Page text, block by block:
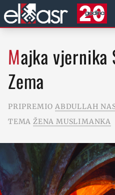
Majka vjernika Sevda bint
Zema
PRIPREMIO ABDULLAH
TEMA ŽENA MUSLIMANKA